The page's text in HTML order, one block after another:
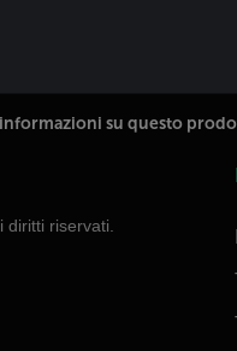
su questo
riservati.